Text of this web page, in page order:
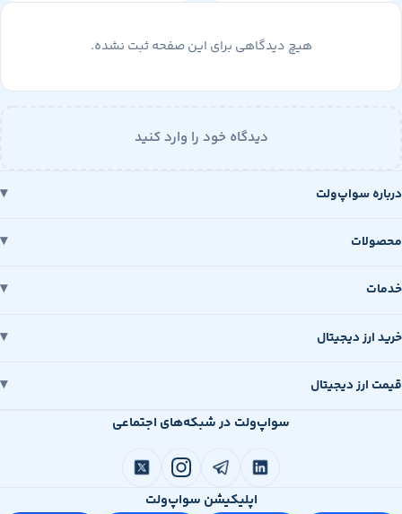
هیچ دیدگاهی برای این صفحه ثبت نشده.
دیدگاه خود را وارد کنید
سواپ‌ولت
دیجیتال
دیجیتال
سواپ‌ولت در شبکه‌های اجتماعی
اپلیکیشن سواپ‌ولت